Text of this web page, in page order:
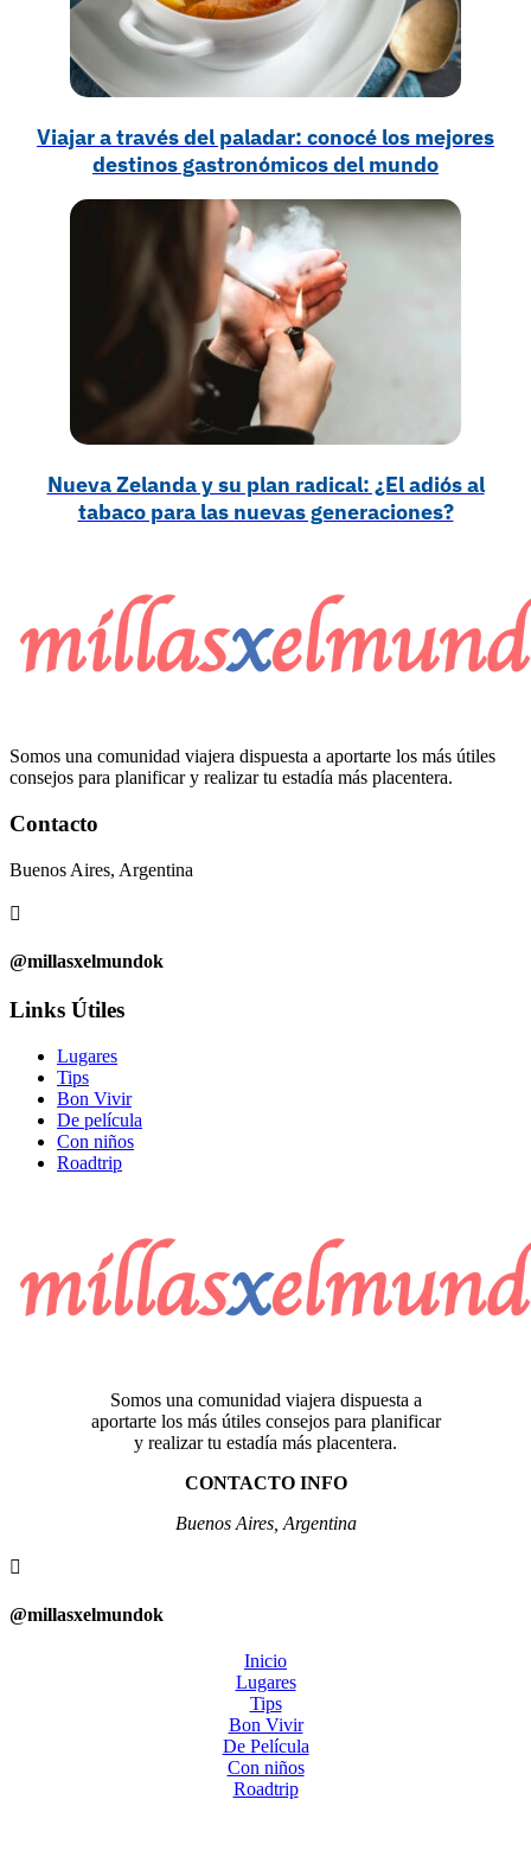
Viajar a través del paladar: conocé los mejores
destinos gastronómicos del mundo
Nueva Zelanda y su plan radical: ¿El adiós al
tabaco para las nuevas generaciones?
Somos una comunidad viajera dispuesta a aportarte los más útiles
consejos para planificar y realizar tu estadía más placentera.
Contacto
Buenos Aires, Argentina

@millasxelmundok
Links Útiles
Lugares
Tips
Bon Vivir
De película
Con niños
Roadtrip
Somos una comunidad viajera dispuesta a
aportarte los más útiles consejos para planificar
y realizar tu estadía más placentera.
CONTACTO INFO
Buenos Aires, Argentina

@millasxelmundok
Inicio
Lugares
Tips
Bon Vivir
De Película
Con niños
Roadtrip